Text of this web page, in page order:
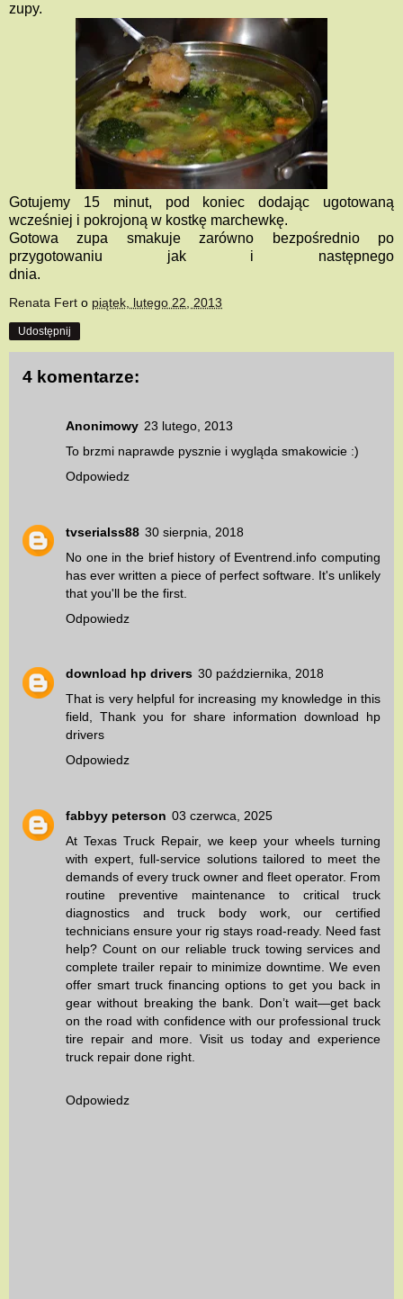
zupy.
Gotujemy 15 minut, pod koniec dodając ugotowaną
wcześniej i pokrojoną w kostkę marchewkę.
Gotowa zupa smakuje zarówno bezpośrednio po
przygotowaniu jak i następnego
dnia.
Renata Fert o piątek, lutego 22, 2013
Udostępnij
4 komentarze:
Anonimowy 23 lutego, 2013
To brzmi naprawde pysznie i wygląda smakowicie :)
Odpowiedz
tvserialss88 30 sierpnia, 2018
No one in the brief history of Eventrend.info computing
has ever written a piece of perfect software. It's unlikely
that you'll be the first.
Odpowiedz
download hp drivers 30 października, 2018
That is very helpful for increasing my knowledge in this
field, Thank you for share information download hp
drivers
Odpowiedz
fabbyy peterson 03 czerwca, 2025
At Texas Truck Repair, we keep your wheels turning
with expert, full-service solutions tailored to meet the
demands of every truck owner and fleet operator. From
routine preventive maintenance to critical truck
diagnostics andtruck body work, our certified
technicians ensure your rig stays road-ready. Need fast
help? Count on our reliable truck towing services and
complete trailer repairto minimize downtime. We even
offer smarttruck financing options to get you back in
gear without breaking the bank. Don’t wait—get back
on the road with confidence with our professional truck
tire repairand more. Visit us today and experience
truck repair done right.
Odpowiedz